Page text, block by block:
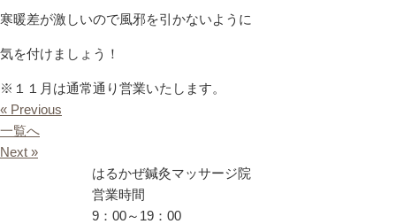
寒暖差が激しいので風邪を引かないように
気を付けましょう！
※１１月は通常通り営業いたします。
« Previous
一覧へ
Next »
はるかぜ鍼灸マッサージ院
営業時間
9：00～19：00